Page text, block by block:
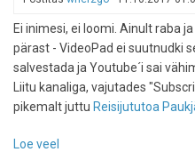
Ei inimesi, ei loomi. Ainult raba
pärast - VideoPad ei suutnudki
salvestada ja Youtube´i sai
Liitu kanaliga, vajutades
pikemalt juttu Reisijututoa
Loe veel